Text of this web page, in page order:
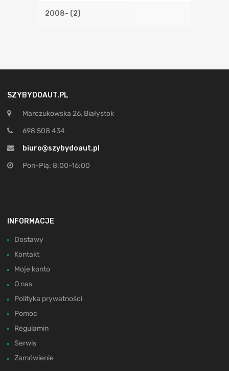
2008- (2)
SZYBYDOAUT.PL
Marczukowska 26, Białystok
698 508 434
biuro@szybydoaut.pl
Pon-Pią: 8:00-16:00
INFORMACJE
Dostawy
Kontakt
Moje konto
O nas
Polityka prywatności
Pomoc
Regulamin
Serwis
Zamówienie